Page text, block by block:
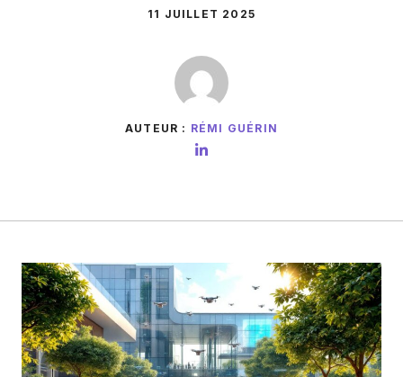
11 JUILLET 2025
AUTEUR : RÉMI GUÉRIN